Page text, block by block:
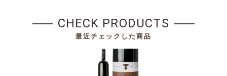
CHECK PRODUCTS
最近チェックした商品